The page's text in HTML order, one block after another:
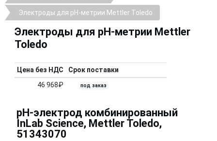
Электроды для pH-метрии Mettler Toledo
Электроды для pH-метрии Mettler
Toledo
Цена без НДС
Срок поставки
46 968₽
под заказ
pH-электрод комбинированный
InLab Science, Mettler Toledo,
51343070